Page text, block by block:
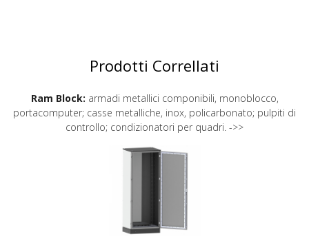
Prodotti Correllati
Ram Block: armadi metallici componibili, monoblocco,
portacomputer; casse metalliche, inox, policarbonato; pulpiti di
controllo; condizionatori per quadri. ->>